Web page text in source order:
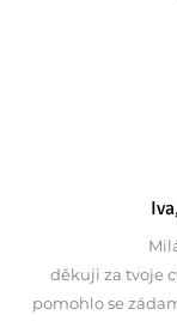
děkuji za tvoje
pomohlo se